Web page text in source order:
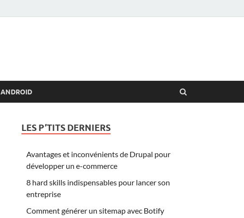
ANDROID
LES P’TITS DERNIERS
Avantages et inconvénients de Drupal pour
développer un e-commerce
8 hard skills indispensables pour lancer son
entreprise
Comment générer un sitemap avec Botify